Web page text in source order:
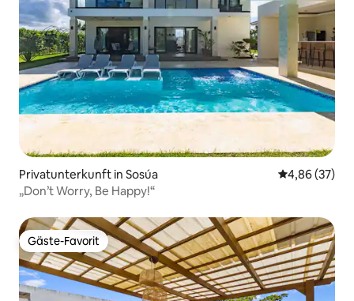
Privatunterkunft in Sosúa
4,86 (37)
„Don’t Worry, Be Happy!“
Gäste-Favorit
Gäste-Favorit